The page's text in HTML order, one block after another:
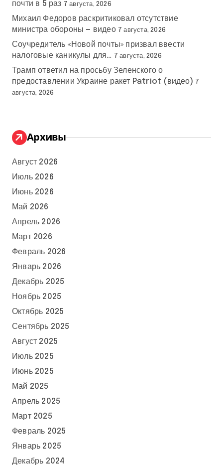
почти в 5 раз 7 августа, 2026
Михаил Федоров раскритиковал отсутствие
министра обороны — видео 7 августа, 2026
Соучредитель «Новой почты» призвал ввести
налоговые каникулы для… 7 августа, 2026
Трамп ответил на просьбу Зеленского о
предоставлении Украине ракет Patriot (видео) 7
августа, 2026
Архивы
Август 2026
Июль 2026
Июнь 2026
Май 2026
Апрель 2026
Март 2026
Февраль 2026
Январь 2026
Декабрь 2025
Ноябрь 2025
Октябрь 2025
Сентябрь 2025
Август 2025
Июль 2025
Июнь 2025
Май 2025
Апрель 2025
Март 2025
Февраль 2025
Январь 2025
Декабрь 2024